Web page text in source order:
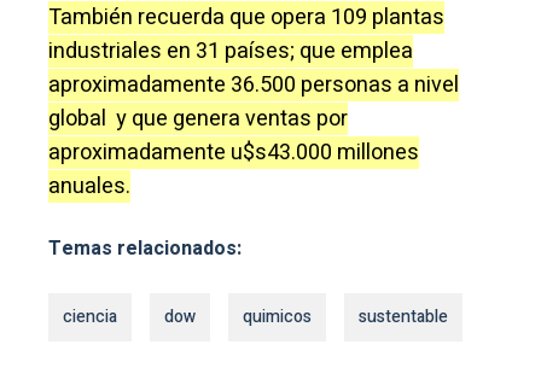
También recuerda que opera 109 plantas
industriales en 31 países; que emplea
aproximadamente 36.500 personas a nivel
global y que genera ventas por
aproximadamente u$s43.000 millones
anuales.
Temas relacionados:
ciencia dow quimicos sustentable